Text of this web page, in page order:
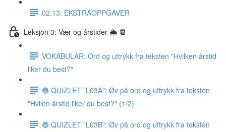
02.13: EKSTRAOPPGAVER
Leksjon 3: Vær og årstider 🌦 📆
VOKABULAR: Ord og uttrykk fra teksten "Hvilken årstid
liker du best?"
🔵 QUIZLET "L03A": Øv på ord og uttrykk fra teksten
"Hvilen årstid liker du best?" (1/2)
🔵 QUIZLET "L03B": Øv på ord og uttrykk fra teksten